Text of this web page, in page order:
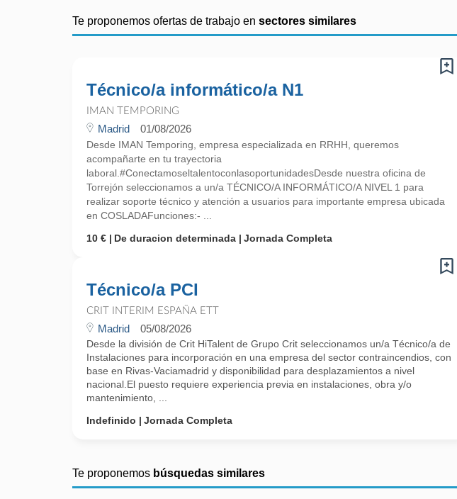
Te proponemos ofertas de trabajo en sectores similares
Técnico/a informático/a N1
IMAN TEMPORING
Madrid 01/08/2026
Desde IMAN Temporing, empresa especializada en RRHH, queremos
acompañarte en tu trayectoria
laboral.#ConectamoseltalentoconlasoportunidadesDesde nuestra oficina de
Torrejón seleccionamos a un/a TÉCNICO/A INFORMÁTICO/A NIVEL 1 para
realizar soporte técnico y atención a usuarios para importante empresa ubicada
en COSLADAFunciones:- ...
10 €
De duracion determinada Jornada Completa
Técnico/a PCI
CRIT INTERIM ESPAÑA ETT
Madrid 05/08/2026
Desde la división de Crit HiTalent de Grupo Crit seleccionamos un/a Técnico/a de
Instalaciones para incorporación en una empresa del sector contraincendios, con
base en Rivas-Vaciamadrid y disponibilidad para desplazamientos a nivel
nacional.El puesto requiere experiencia previa en instalaciones, obra y/o
mantenimiento, ...
Indefinido
Jornada Completa
Te proponemos búsquedas similares